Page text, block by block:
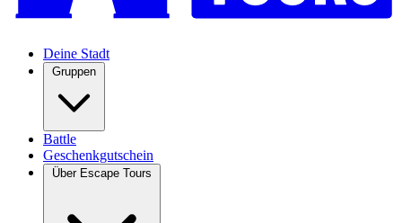
Deine Stadt
Gruppen
Battle
Geschenkgutschein
Über Escape Tours